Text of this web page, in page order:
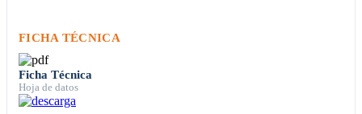
FICHA TÉCNICA
Ficha Técnica
Hoja de datos